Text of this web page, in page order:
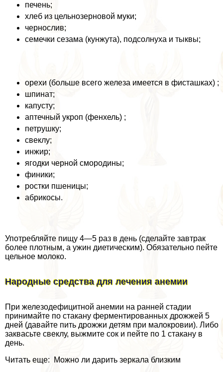
печень;
хлеб из цельнозерновой муки;
чернослив;
семечки сезама (кунжута), подсолнуха и тыквы;
орехи (больше всего железа имеется в фисташках) ;
шпинат;
капусту;
аптечный укроп (фенхель) ;
петрушку;
свеклу;
инжир;
ягодки черной смородины;
финики;
ростки пшеницы;
абрикосы.
Употрeбляйте пищу 4—5 раз в день (сделайте завтpaк
более плотным, а ужин диетическим). Обязательно пейте
цельное молоко.
Народные средства для лечения анемии
При железодефицитной анемии на ранней стадии
принимайте по стакану ферментированных дрожжей 5
дней (давайте пить дрожжи детям при малокровии). Либо
заквасьте свеклу, выжмите сок и пейте по 1 стакану в
день.
Читать еще: Можно ли дарить зеркала близким